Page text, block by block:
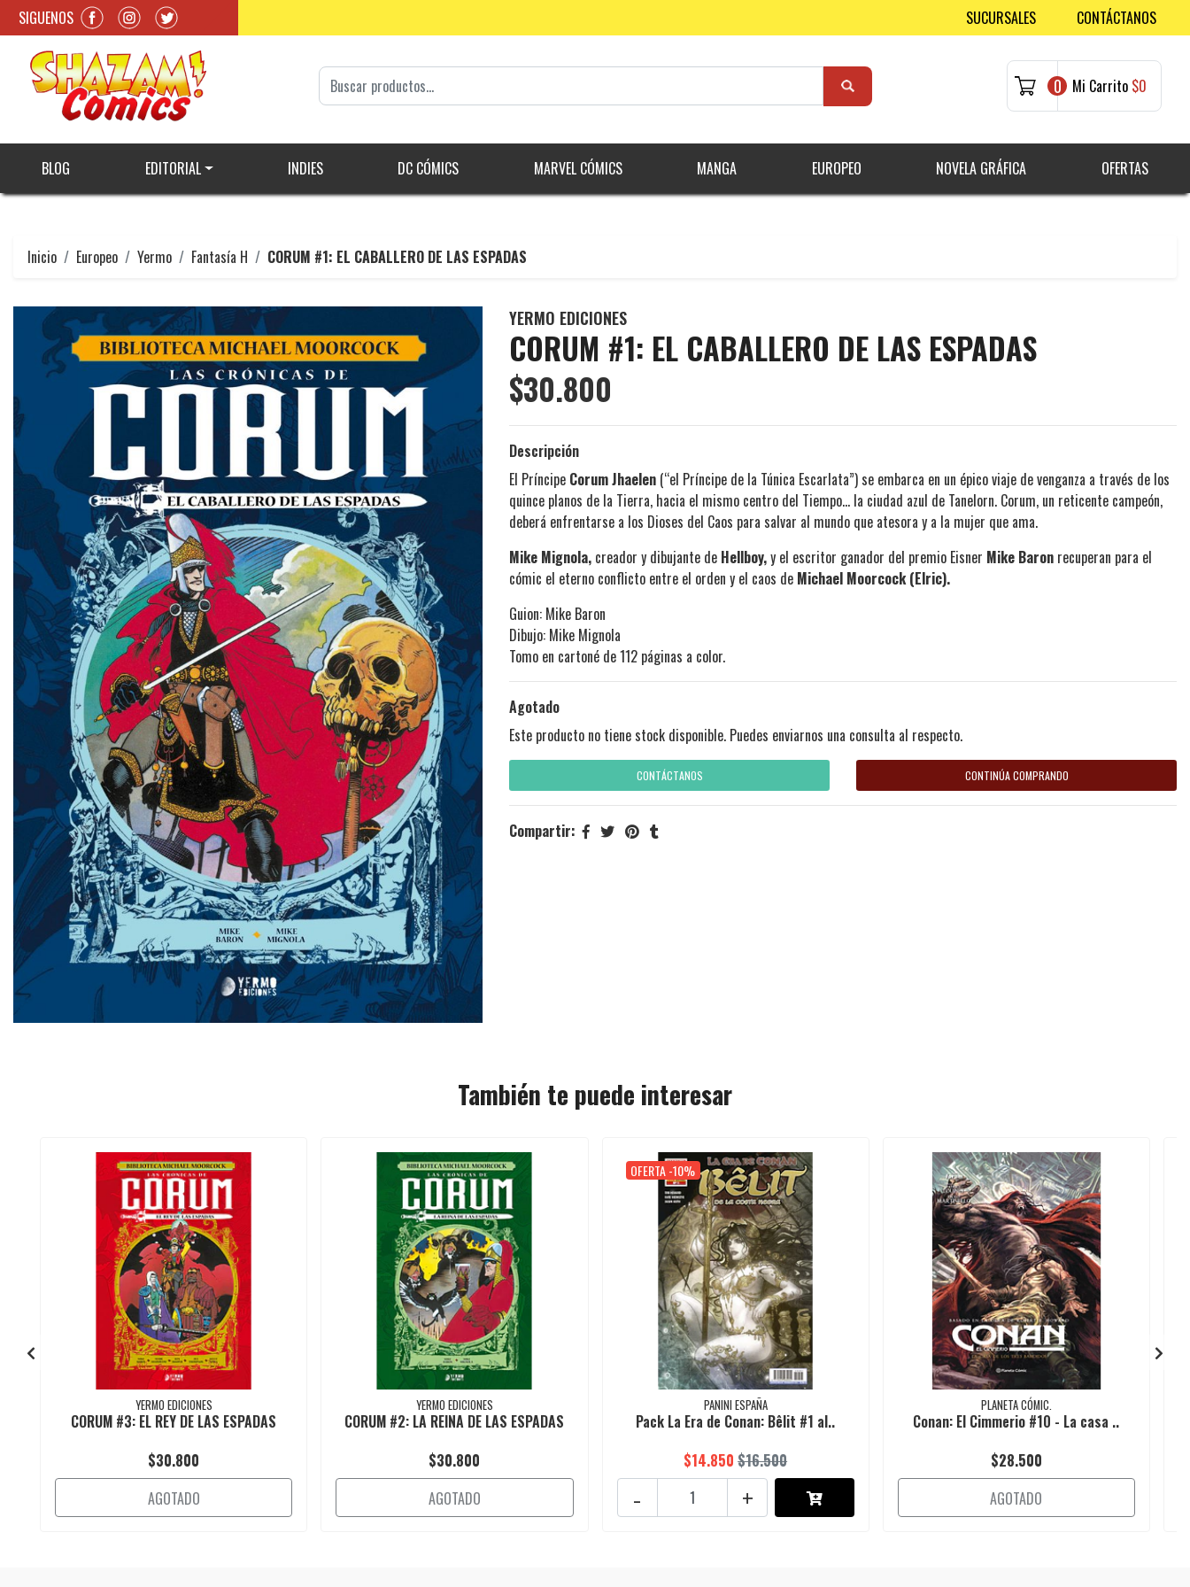
SIGUENOS SUCURSALES CONTÁCTANOS
0 Mi Carrito $0
BLOG EDITORIAL INDIES DC CÓMICS MARVEL CÓMICS MANGA EUROPEO NOVELA GRÁFICA OFERTAS
Inicio Europeo Yermo Fantasía H CORUM #1: EL CABALLERO DE LAS ESPADAS
YERMO EDICIONES
CORUM #1: EL CABALLERO DE LAS ESPADAS
$30.800
Descripción
El Príncipe Corum Jhaelen (“el Príncipe de la Túnica Escarlata”) se embarca en un épico viaje de venganza a través de los
quince planos de la Tierra, hacia el mismo centro del Tiempo… la ciudad azul de Tanelorn. Corum, un reticente campeón,
deberá enfrentarse a los Dioses del Caos para salvar al mundo que atesora y a la mujer que ama.
Mike Mignola, creador y dibujante de Hellboy,y el escritor ganador del premio Eisner Mike Baron recuperan para el
cómic el eterno conflicto entre el orden y el caos de Michael Moorcock (Elric).
Guion: Mike Baron
Dibujo: Mike Mignola
Tomo en cartoné de 112 páginas a color.
Agotado
Este producto no tiene stock disponible. Puedes enviarnos una consulta al respecto.
CONTÁCTANOS CONTINÚA COMPRANDO
Compartir:
También te puede interesar
YERMO EDICIONES
CORUM #3: EL REY DE LAS ESPADAS
$30.800
AGOTADO
YERMO EDICIONES
CORUM #2: LA REINA DE LAS ESPADAS
$30.800
AGOTADO
OFERTA -10%
PANINI ESPAÑA
Pack La Era de Conan: Bêlit #1 al..
$14.850 $16.500
+
-
PLANETA CÓMIC.
Conan: El Cimmerio #10 - La casa ..
$28.500
AGOTADO